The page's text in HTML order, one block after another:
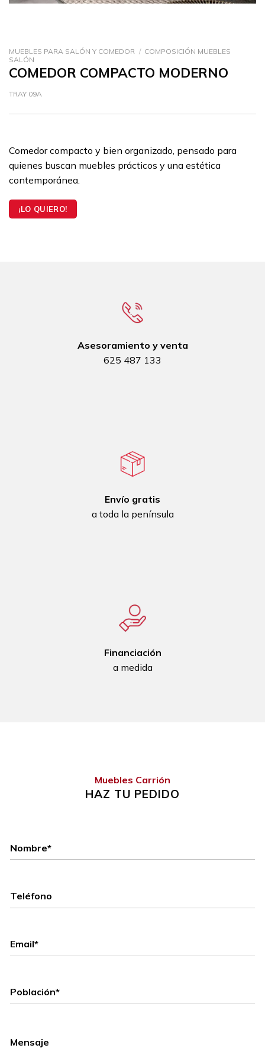
MUEBLES PARA SALÓN Y COMEDOR / COMPOSICIÓN MUEBLES
SALÓN
COMEDOR COMPACTO MODERNO
TRAY 09A
Comedor compacto y bien organizado, pensado para
quienes buscan muebles prácticos y una estética
contemporánea.
¡LO QUIERO!
Asesoramiento y venta
625 487 133
Envío gratis
a toda la península
Financiación
a medida
Muebles Carrión
HAZ TU PEDIDO